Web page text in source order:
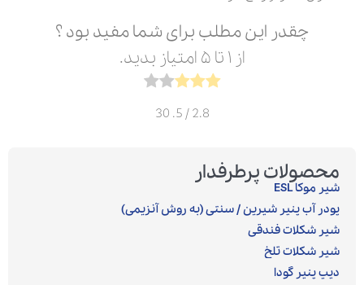
چقدر این مطلب برای شما مفید بود ؟
از ۱ تا ۵ امتیاز بدید.
2.8
/ 5.
30
محصولات پرطرفدار
شیر موکا ESL
پودر آب پنیر شیرین / سنتی (به روش آنزیمی)‎
شیر شکلات فندقی
شیر شکلات تلخ
دیپ پنیر گودا